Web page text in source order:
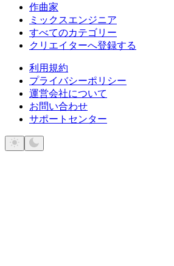
作曲家
ミックスエンジニア
すべてのカテゴリー
クリエイターへ登録する
利用規約
プライバシーポリシー
運営会社について
お問い合わせ
サポートセンター